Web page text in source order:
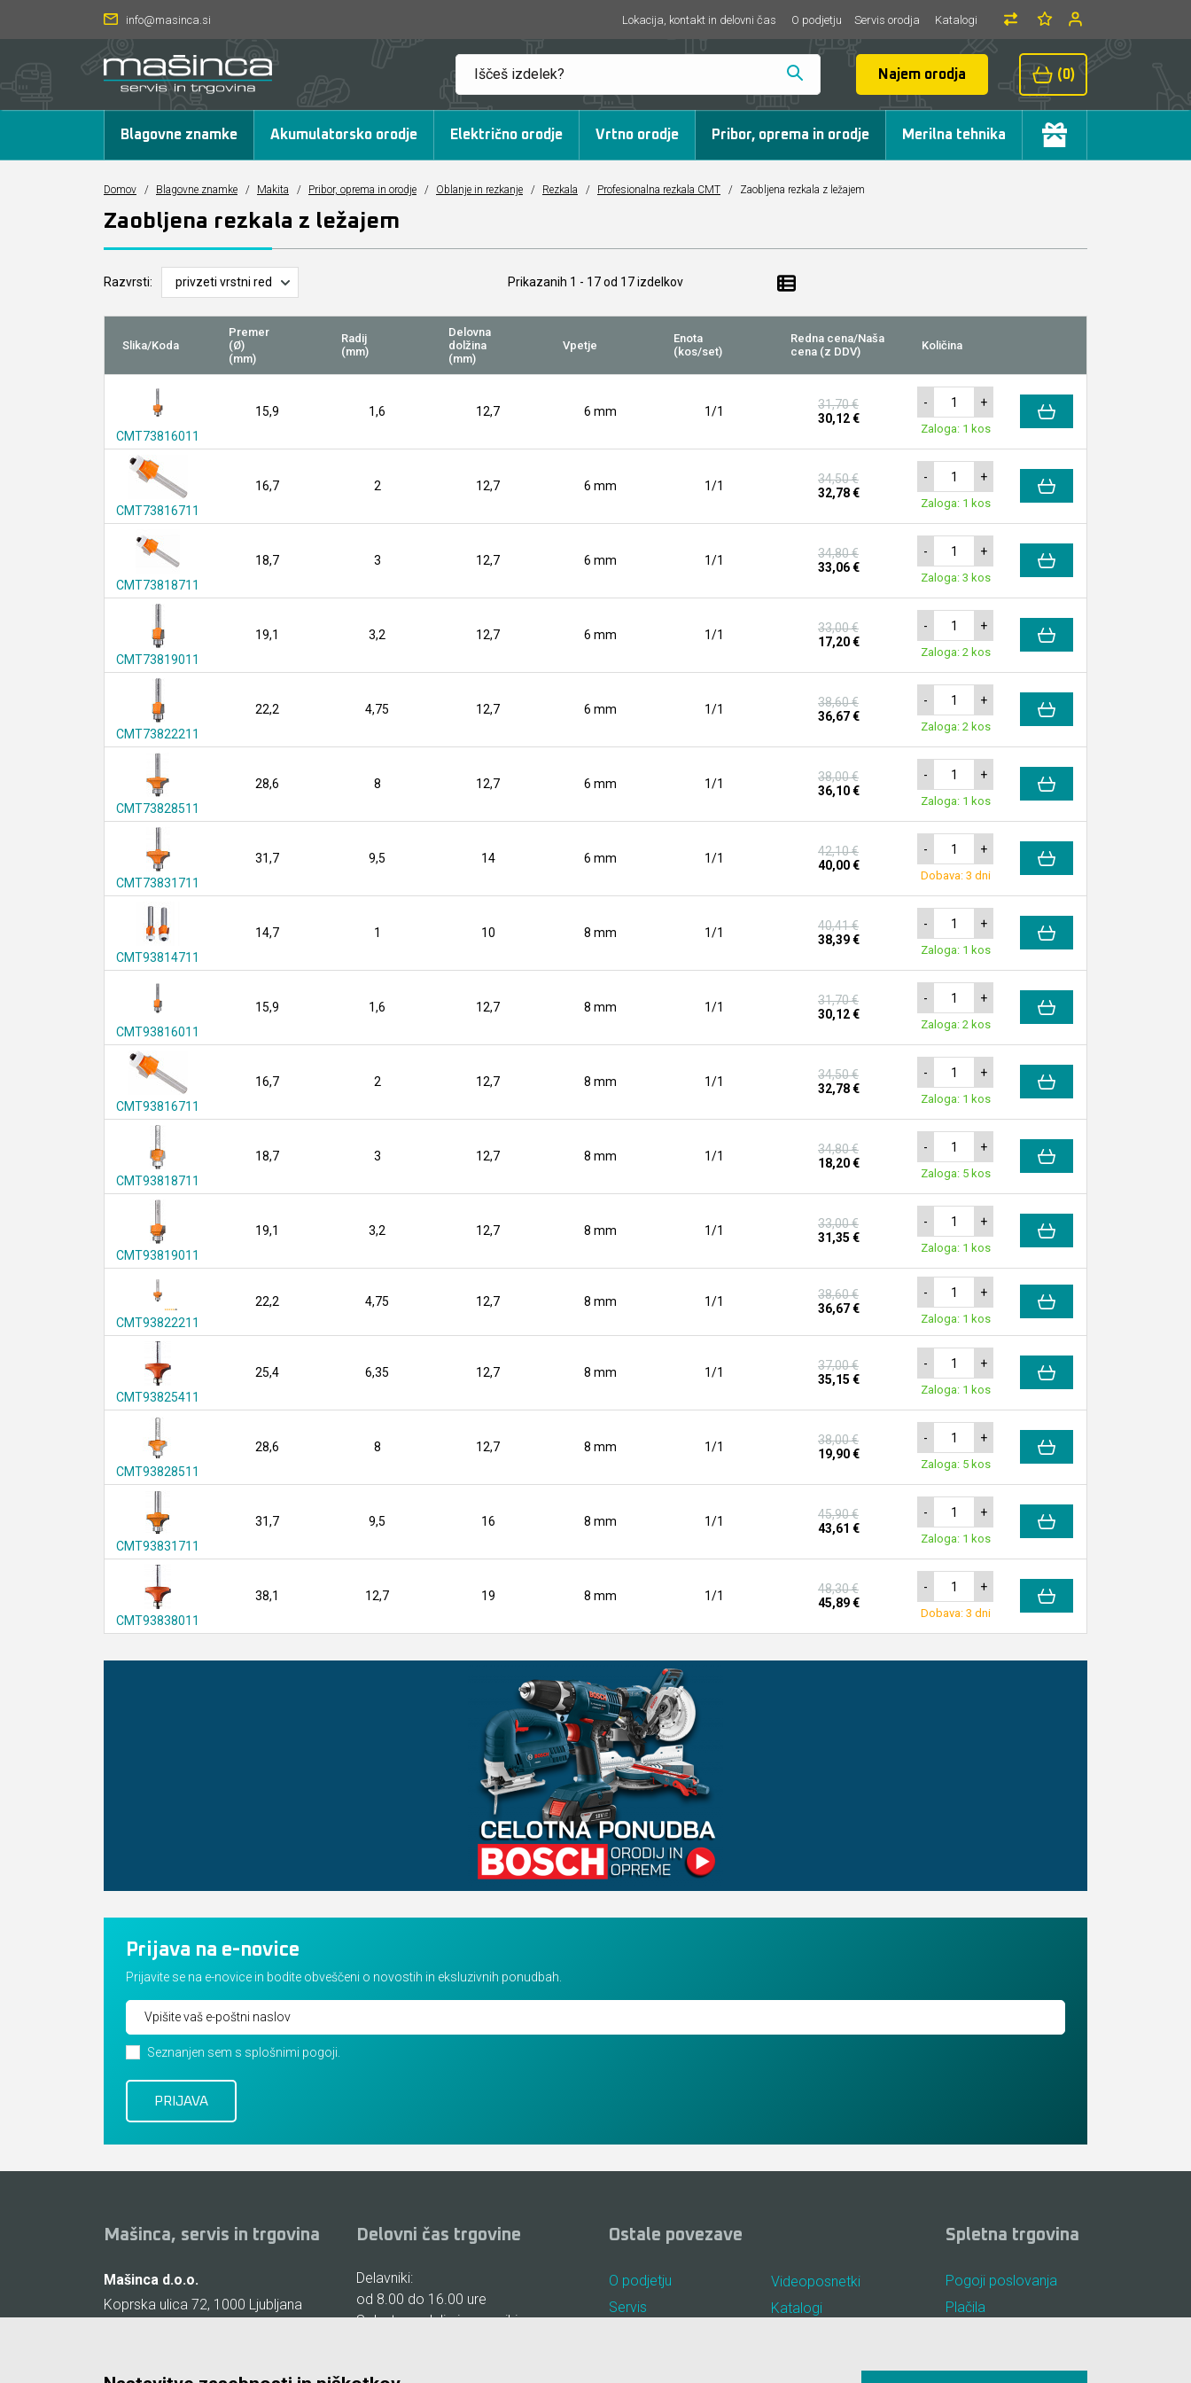
info@masinca.si Lokacija, kontakt in delovni čas O podjetju Servis orodja Katalogi
Najem orodja (0)
Blagovne znamke Akumulatorsko orodje Električno orodje Vrtno orodje Pribor, oprema in orodje Merilna tehnika
Prijava na e-novice
Prijavite se na e-novice in bodite obveščeni o novostih in eksluzivnih ponudbah.
Seznanjen sem s splošnimi pogoji.
Domov / Blagovne znamke / Makita / Pribor, oprema in orodje / Oblanje in rezkanje / Rezkala / Profesionalna rezkala CMT / Zaobljena rezkala z ležajem
Zaobljena rezkala z ležajem
Razvrsti: Prikazanih 1 - 17od 17izdelkov
Slika/Koda
Premer
(Ø)
(mm)
Radij
(mm)
Delovna
dolžina
(mm)
Vpetje
Enota
(kos/set)
Redna cena/Naša
cena (z DDV)
Količina
CMT73816011
15,9 1,6 12,7 6 mm 1/1
31,70 €
30,12 €
- +
Zaloga: 1 kos
CMT73816711
16,7 2 12,7 6 mm 1/1
34,50 €
32,78 €
- +
Zaloga: 1 kos
CMT73818711
18,7 3 12,7 6 mm 1/1
34,80 €
33,06 €
- +
Zaloga: 3 kos
CMT73819011
19,1 3,2 12,7 6 mm 1/1
33,00 €
17,20 €
- +
Zaloga: 2 kos
CMT73822211
22,2 4,75 12,7 6 mm 1/1
38,60 €
36,67 €
- +
Zaloga: 2 kos
CMT73828511
28,6 8 12,7 6 mm 1/1
38,00 €
36,10 €
- +
Zaloga: 1 kos
CMT73831711
31,7 9,5 14 6 mm 1/1
42,10 €
40,00 €
- +
Dobava: 3 dni
CMT93814711
14,7 1 10 8 mm 1/1
40,41 €
38,39 €
- +
Zaloga: 1 kos
CMT93816011
15,9 1,6 12,7 8 mm 1/1
31,70 €
30,12 €
- +
Zaloga: 2 kos
CMT93816711
16,7 2 12,7 8 mm 1/1
34,50 €
32,78 €
- +
Zaloga: 1 kos
CMT93818711
18,7 3 12,7 8 mm 1/1
34,80 €
18,20 €
- +
Zaloga: 5 kos
CMT93819011
19,1 3,2 12,7 8 mm 1/1
33,00 €
31,35 €
- +
Zaloga: 1 kos
CMT93822211
22,2 4,75 12,7 8 mm 1/1
38,60 €
36,67 €
- +
Zaloga: 1 kos
CMT93825411
25,4 6,35 12,7 8 mm 1/1
37,00 €
35,15 €
- +
Zaloga: 1 kos
CMT93828511
28,6 8 12,7 8 mm 1/1
38,00 €
19,90 €
- +
Zaloga: 5 kos
CMT93831711
31,7 9,5 16 8 mm 1/1
45,90 €
43,61 €
- +
Zaloga: 1 kos
CMT93838011
38,1 12,7 19 8 mm 1/1
48,30 €
45,89 €
- +
Dobava: 3 dni
Mašinca, servis in trgovina
Mašinca d.o.o.
Koprska ulica 72, 1000 Ljubljana
Delovni čas trgovine
Delavniki:
od 8.00 do 16.00 ure
Sobote, nedelje in prazniki:
Ostale povezave
O podjetju
Servis
Videoposnetki
Katalogi
Spletna trgovina
Pogoji poslovanja
Plačila